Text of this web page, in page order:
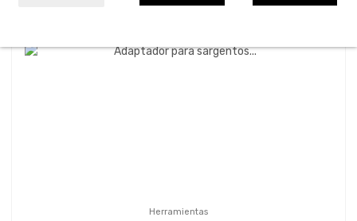
Herramientas